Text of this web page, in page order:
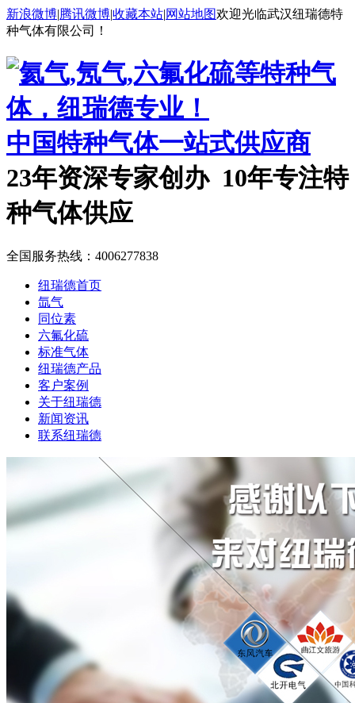
新浪微博|腾讯微博|收藏本站|网站地图欢迎光临武汉纽瑞德特
种气体有限公司！
中国特种气体一站式供应商
23年资深专家创办 10年专注特
种气体供应
全国服务热线： 4006277838
纽瑞德首页
氙气
同位素
六氟化硫
标准气体
纽瑞德产品
客户案例
关于纽瑞德
新闻资讯
联系纽瑞德